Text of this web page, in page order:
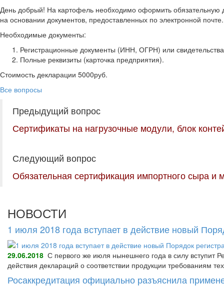
День добрый! На картофель необходимо оформить обязательную
на основании документов, предоставленных по электронной
Необходимые документы:
Регистрационные документы (ИНН, ОГРН) или
Полные реквизиты (карточка предприятия).
Стоимость декларации 5000руб.
Все вопросы
Предыдущий вопрос
Сертификаты на нагрузочные модули, блок
Следующий вопрос
Обязательная сертификация импортного сыра и
НОВОСТИ
1 июля 2018 года вступает в действие новый
29.06.2018 С первого же июля нынешнего года в силу вступит
действия деклараций о соответствии продукции требованиям
Росаккредитация официально разъяснила